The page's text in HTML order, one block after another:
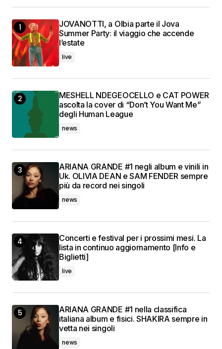
JOVANOTTI, a Olbia parte il Jova
Summer Party: il viaggio che accende
l’estate
live
MESHELL NDEGEOCELLO e CAT POWER
ascolta la cover di “Don’t You Want Me”
degli Human League
news
ARIANA GRANDE #1 negli album e vinili in
Uk. OLIVIA DEAN e SAM FENDER sempre
più da record nei singoli
news
Concerti e festival per i prossimi mesi. La
lista in continuo aggiornamento [Info e
Biglietti]
live
ARIANA GRANDE #1 nella classifica
italiana album e fisici. SHAKIRA sempre in
vetta nei singoli
news